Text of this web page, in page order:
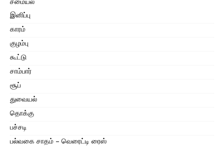
இனிப்பு
காரம்
குழம்பு
கூட்டு
சாம்பார்
சூப்
துவையல்
தொக்கு
பச்சடி
பல்வகை சாதம் – வெரைட்டி ரைஸ்